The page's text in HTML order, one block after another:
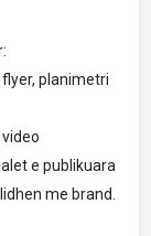
planimetri
e publikuara
me brand.